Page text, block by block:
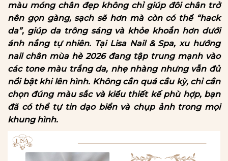
màu móng chân đẹp không chỉ giúp đôi chân trở
nên gọn gàng, sạch sẽ hơn mà còn có thể “hack
da”, giúp da trông sáng và khỏe khoắn hơn dưới
ánh nắng tự nhiên. Tại Lisa Nail & Spa, xu hướng
nail chân mùa hè 2026 đang tập trung mạnh vào
các tone màu trắng da, nhẹ nhàng nhưng vẫn đủ
nổi bật khi lên hình. Không cần quá cầu kỳ, chỉ cần
chọn đúng màu sắc và kiểu thiết kế phù hợp, bạn
đã có thể tự tin dạo biển và chụp ảnh trong mọi
khung hình.